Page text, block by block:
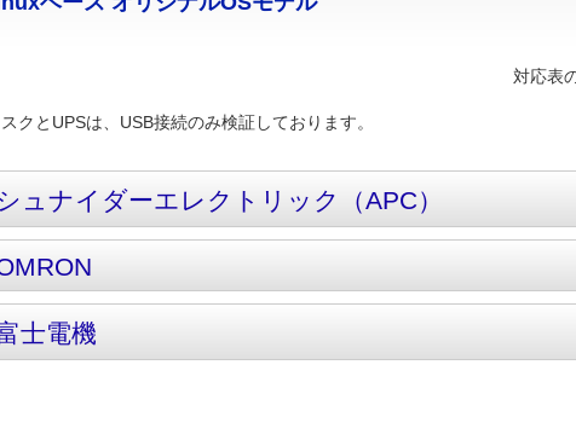
対応
クとUPSは、USB接続のみ検証しております。
ュナイダーエレクトリック（APC）
士電機